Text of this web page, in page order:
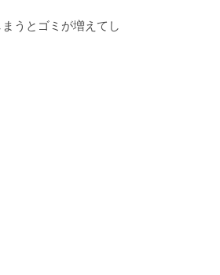
うとゴミが増えてし